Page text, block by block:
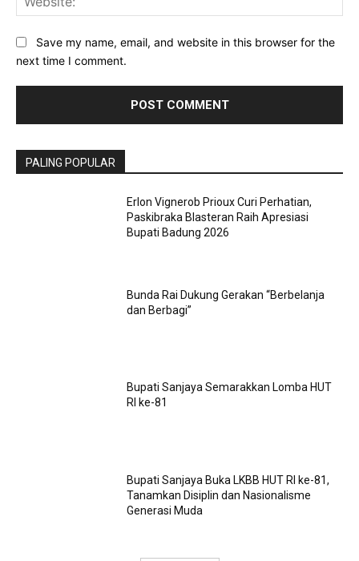
Save my name, email, and website in this browser for the
next time I comment.
PALING POPULAR
Erlon Vignerob Prioux Curi Perhatian,
Paskibraka Blasteran Raih Apresiasi
Bupati Badung 2026
Bunda Rai Dukung Gerakan “Berbelanja
dan Berbagi”
Bupati Sanjaya Semarakkan Lomba HUT
RI ke-81
Bupati Sanjaya Buka LKBB HUT RI ke-81,
Tanamkan Disiplin dan Nasionalisme
Generasi Muda